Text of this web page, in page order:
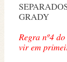
GRADY
Regra nº4
vir em